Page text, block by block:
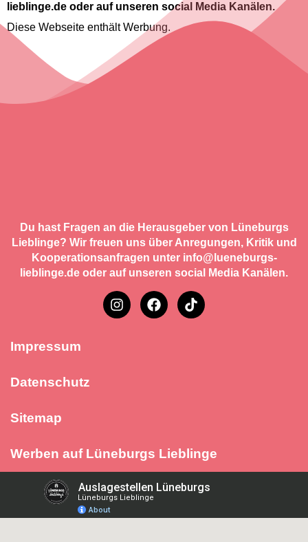
lieblinge.de oder auf unseren social Media Kanälen.
Diese Webseite enthält Werbung.
Du hast Fragen an die Herausgeber von Lüneburgs
Lieblinge? Wir freuen uns über Anregungen, Kritik und
Kooperationsanfragen unter info@lueneburgs-
lieblinge.de oder auf unseren social Media Kanälen.
Impressum
Datenschutz
Sitemap
Werben auf Lüneburgs Lieblinge